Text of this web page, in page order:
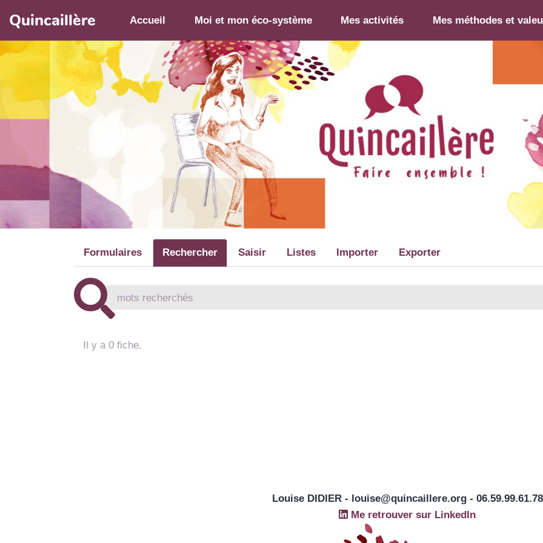
Aller au contenu principal
Quincaillère Accueil Moi et mon éco-système Mes activités Mes méthodes et
Formulaires Rechercher Saisir Listes Importer Exporter
Il y a 0 fiche.
Louise DIDIER - louise@quincaillere.org - 06.59.99.61.78
Me retrouver sur LinkedIn